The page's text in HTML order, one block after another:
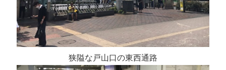
狭隘な戸山口の東西通路